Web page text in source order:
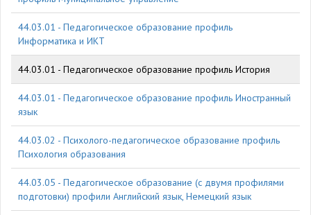
44.03.01 - Педагогическое образование профиль
Информатика и ИКТ
44.03.01 - Педагогическое образование профиль История
44.03.01 - Педагогическое образование профиль Иностранный
язык
44.03.02 - Психолого-педагогическое образование профиль
Психология образования
44.03.05 - Педагогическое образование (с двумя профилями
подготовки) профили Английский язык, Немецкий язык